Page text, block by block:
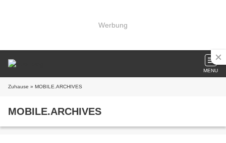
Werbung
MENU
Zuhause » MOBILE.ARCHIVES
MOBILE.ARCHIVES